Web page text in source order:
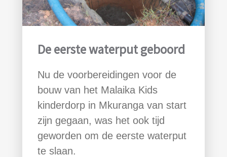
De eerste waterput geboord
Nu de voorbereidingen voor de
bouw van het Malaika Kids
kinderdorp in Mkuranga van start
zijn gegaan, was het ook tijd
geworden om de eerste waterput
te slaan.